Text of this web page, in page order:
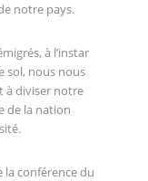
notre pays.
à l’instar
sol, nous nous
à diviser notre
de la nation
la conférence du